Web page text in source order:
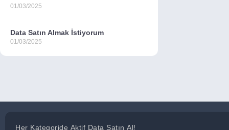
01/03/2025
Data Satın Almak İstiyorum
01/03/2025
Her Kategoride Aktif Data Satın Al!